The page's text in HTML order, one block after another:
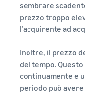
sembrare
prezzo troppo
l’acquirente ad
Inoltre, il prezzo
del tempo.
continuamente e
periodo può